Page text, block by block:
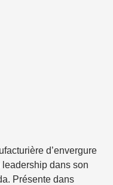
d’envergure
dans son
Présente dans